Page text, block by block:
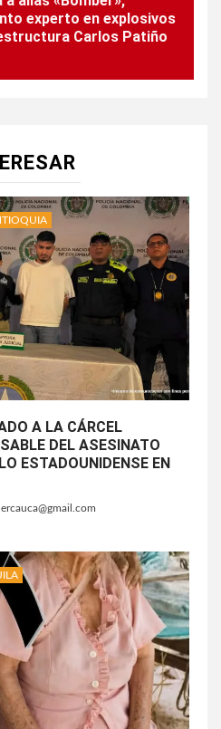
experto en explosivos
Carlos Patiño
A LA CÁRCEL
DEL ASESINATO
ESTADOUNIDENSE EN